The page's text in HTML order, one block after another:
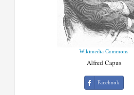
Wikimedia Commons
Alfred Capus
Facebook